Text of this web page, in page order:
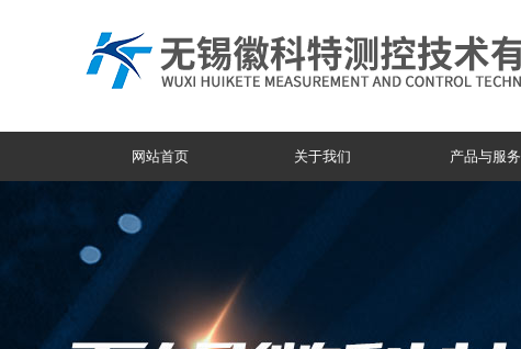
网站首页 关于我们 产品与服务